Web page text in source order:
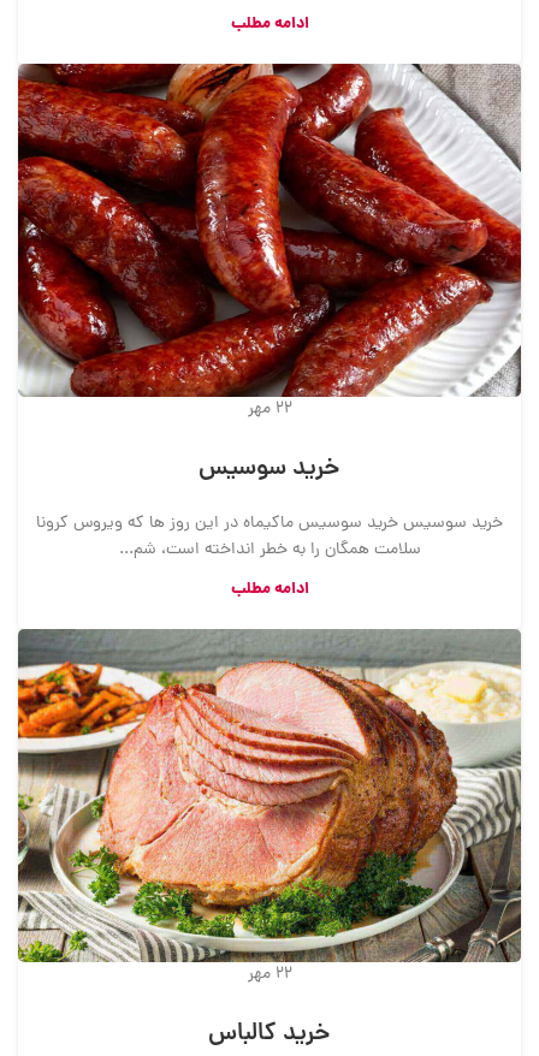
ادامه مطلب
22 مهر
خرید سوسیس
خرید سوسیس خرید سوسیس ماکیماه در این روز ها که ویروس کرونا
سلامت همگان را به خطر انداخته است، شم...
ادامه مطلب
22 مهر
خرید کالباس